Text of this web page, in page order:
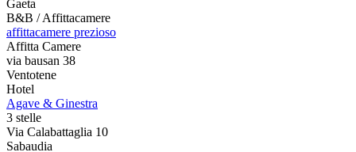
Gaeta
B&B / Affittacamere
affittacamere prezioso
Affitta Camere
via bausan 38
Ventotene
Hotel
Agave & Ginestra
3 stelle
Via Calabattaglia 10
Sabaudia